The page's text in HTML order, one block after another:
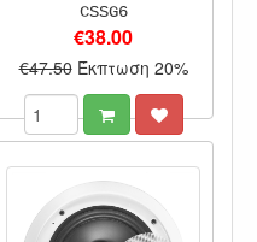
CSSG6
€38.00
€47.50 Έκπτωση 20%